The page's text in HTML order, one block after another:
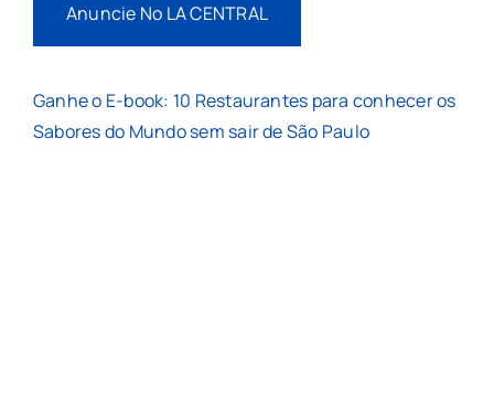
Anuncie No LA CENTRAL
Ganhe o E-book: 10 Restaurantes para conhecer os
Sabores do Mundo sem sair de São Paulo